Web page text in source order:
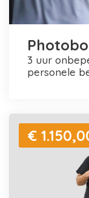
3 uur onbeperkt foto's maken en printen +
personele
€